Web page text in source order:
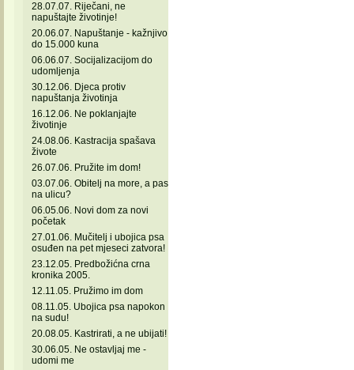
28.07.07. Riječani, ne
napuštajte životinje!
20.06.07. Napuštanje - kažnjivo
do 15.000 kuna
06.06.07. Socijalizacijom do
udomljenja
30.12.06. Djeca protiv
napuštanja životinja
16.12.06. Ne poklanjajte
životinje
24.08.06. Kastracija spašava
živote
26.07.06. Pružite im dom!
03.07.06. Obitelj na more, a pas
na ulicu?
06.05.06. Novi dom za novi
početak
27.01.06. Mučitelj i ubojica psa
osuđen na pet mjeseci zatvora!
23.12.05. Predbožićna crna
kronika 2005.
12.11.05. Pružimo im dom
08.11.05. Ubojica psa napokon
na sudu!
20.08.05. Kastrirati, a ne ubijati!
30.06.05. Ne ostavljaj me -
udomi me